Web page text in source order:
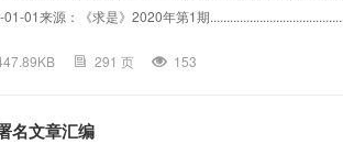
01来源：《求是》2020年第1期
291 页 153
名文章汇编